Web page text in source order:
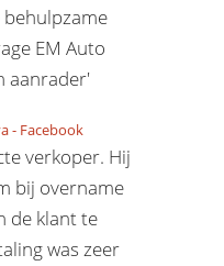
behulpzame
EM Auto
aanrader'
- Facebook
verkoper. Hij
bij overname
de klant te
was zeer